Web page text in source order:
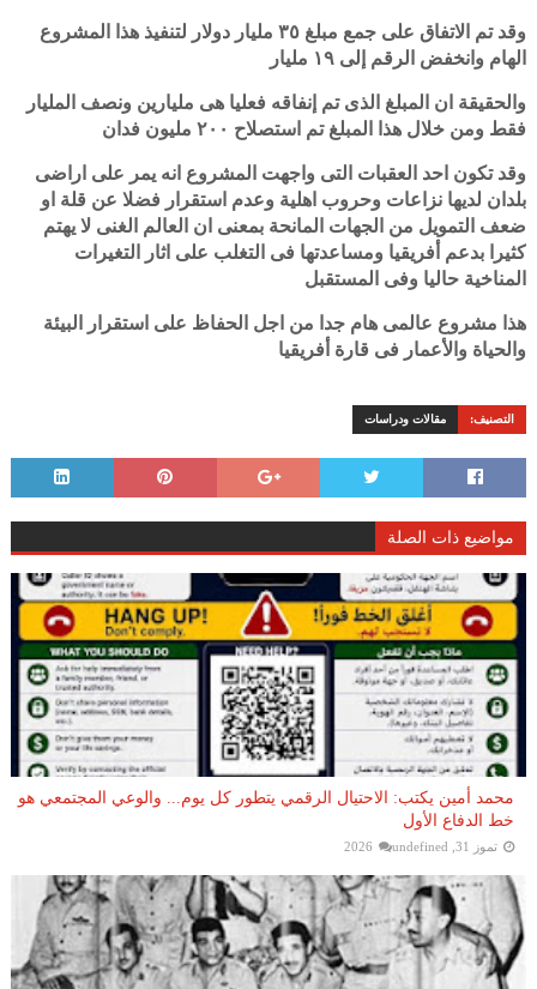
وقد تم الاتفاق على جمع مبلغ ٣٥ مليار دولار لتنفيذ هذا المشروع
الهام وانخفض الرقم إلى ١٩ مليار
والحقيقة ان المبلغ الذى تم إنفاقه فعليا هى مليارين ونصف المليار
فقط ومن خلال هذا المبلغ تم استصلاح ٢٠٠ مليون فدان
وقد تكون احد العقبات التى واجهت المشروع انه يمر على اراضى
بلدان لديها نزاعات وحروب اهلية وعدم استقرار فضلا عن قلة او
ضعف التمويل من الجهات المانحة بمعنى ان العالم الغنى لا يهتم
كثيرا بدعم أفريقيا ومساعدتها فى التغلب على اثار التغيرات
المناخية حاليا وفى المستقبل
هذا مشروع عالمى هام جدا من اجل الحفاظ على استقرار البيئة
والحياة والأعمار فى قارة أفريقيا
التصنيف: مقالات ودراسات
مواضيع ذات الصلة
محمد أمين يكتب: الاحتيال الرقمي يتطور كل يوم... والوعي المجتمعي هو
خط الدفاع الأول
تموز 31, 2026 undefined